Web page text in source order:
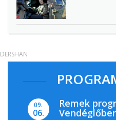
09.
06.
Remek
DERSHAN